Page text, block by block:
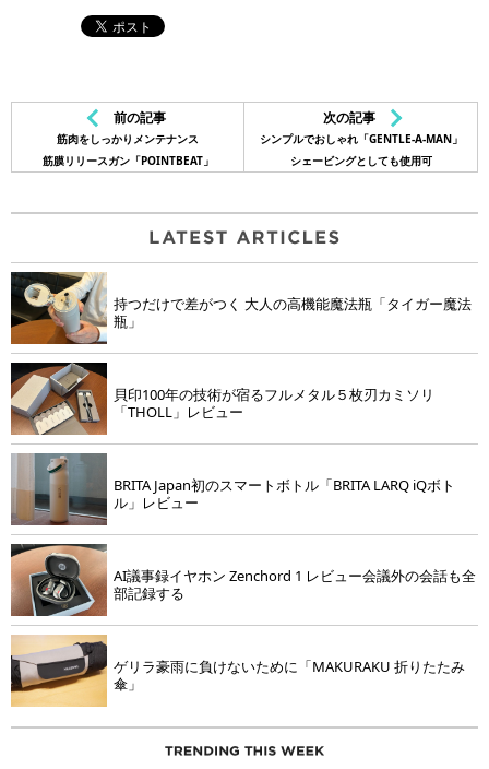
前の記事
筋肉をしっかりメンテナンス
筋膜リリースガン「POINTBEAT」
次の記事
シンプルでおしゃれ「GENTLE-A-MAN」
シェービングとしても使用可
持つだけで差がつく 大人の高機能魔法瓶「タイガー魔法
瓶」
貝印100年の技術が宿るフルメタル５枚刃カミソリ
「THOLL」レビュー
BRITA Japan初のスマートボトル「BRITA LARQ iQボト
ル」レビュー
AI議事録イヤホン Zenchord 1 レビュー会議外の会話も全
部記録する
ゲリラ豪雨に負けないために「MAKURAKU 折りたたみ
傘」